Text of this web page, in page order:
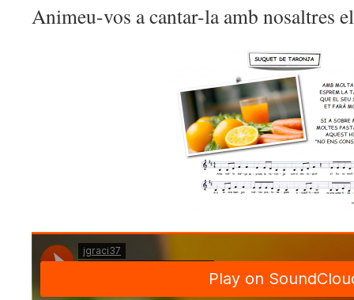
Animeu-vos a cantar-la amb nosaltres